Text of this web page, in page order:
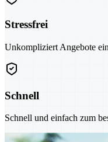
Stressfrei
Unkompliziert Angebote
Schnell
Schnell und einfach zum